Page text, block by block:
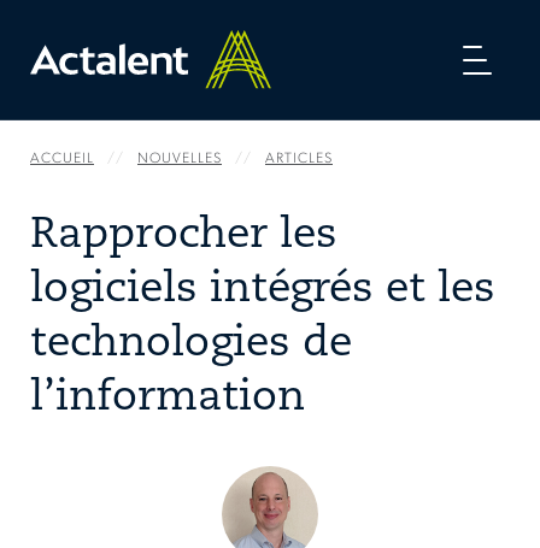
ACCUEIL NOUVELLES ARTICLES
Rapprocher les
logiciels intégrés et les
technologies de
l’information